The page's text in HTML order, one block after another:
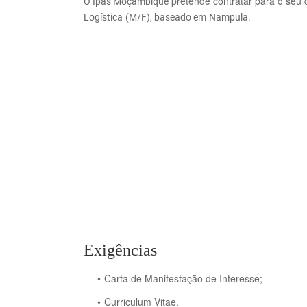
Logística (M/F), baseado em Nampula.
Exigências
Carta de Manifestação de Interesse;
Curriculum Vitae.